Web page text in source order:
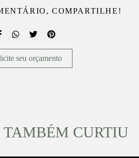
COMPARTILHE!
seu orçamento
CURTIU